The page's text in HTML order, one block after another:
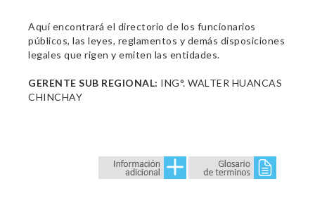
Aquí encontrará el directorio de los funcionarios
públicos, las leyes, reglamentos y demás disposiciones
legales que rigen y emiten las entidades.
GERENTE SUB REGIONAL: ING°. WALTER HUANCAS
CHINCHAY